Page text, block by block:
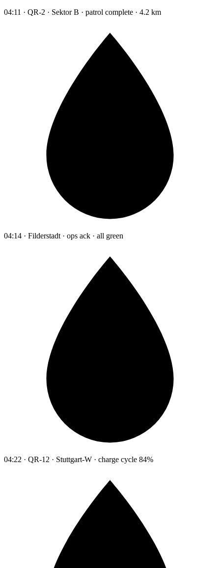
04:11 · QR-2 · Sektor B · patrol complete · 4.2 km
04:14 · Filderstadt · ops ack · all green
04:22 · QR-12 · Stuttgart-W · charge cycle 84%